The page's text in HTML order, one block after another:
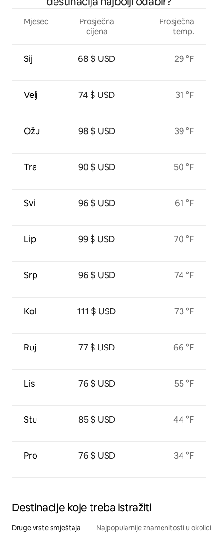
Mjesec
Sij
Velj
Ožu
Tra
Svi
Lip
Srp
Kol
Ruj
Lis
Stu
Pro
Prosječna
cijena
68 $ USD
74 $ USD
98 $ USD
90 $ USD
96 $ USD
99 $ USD
96 $ USD
111 $ USD
77 $ USD
76 $ USD
85 $ USD
76 $ USD
Prosječna
temp.
29 °F
31 °F
39 °F
50 °F
61 °F
70 °F
74 °F
73 °F
66 °F
55 °F
44 °F
34 °F
Destinacije koje treba istražiti
Druge vrste smještaja Najpopularnije znamenitosti u okolici